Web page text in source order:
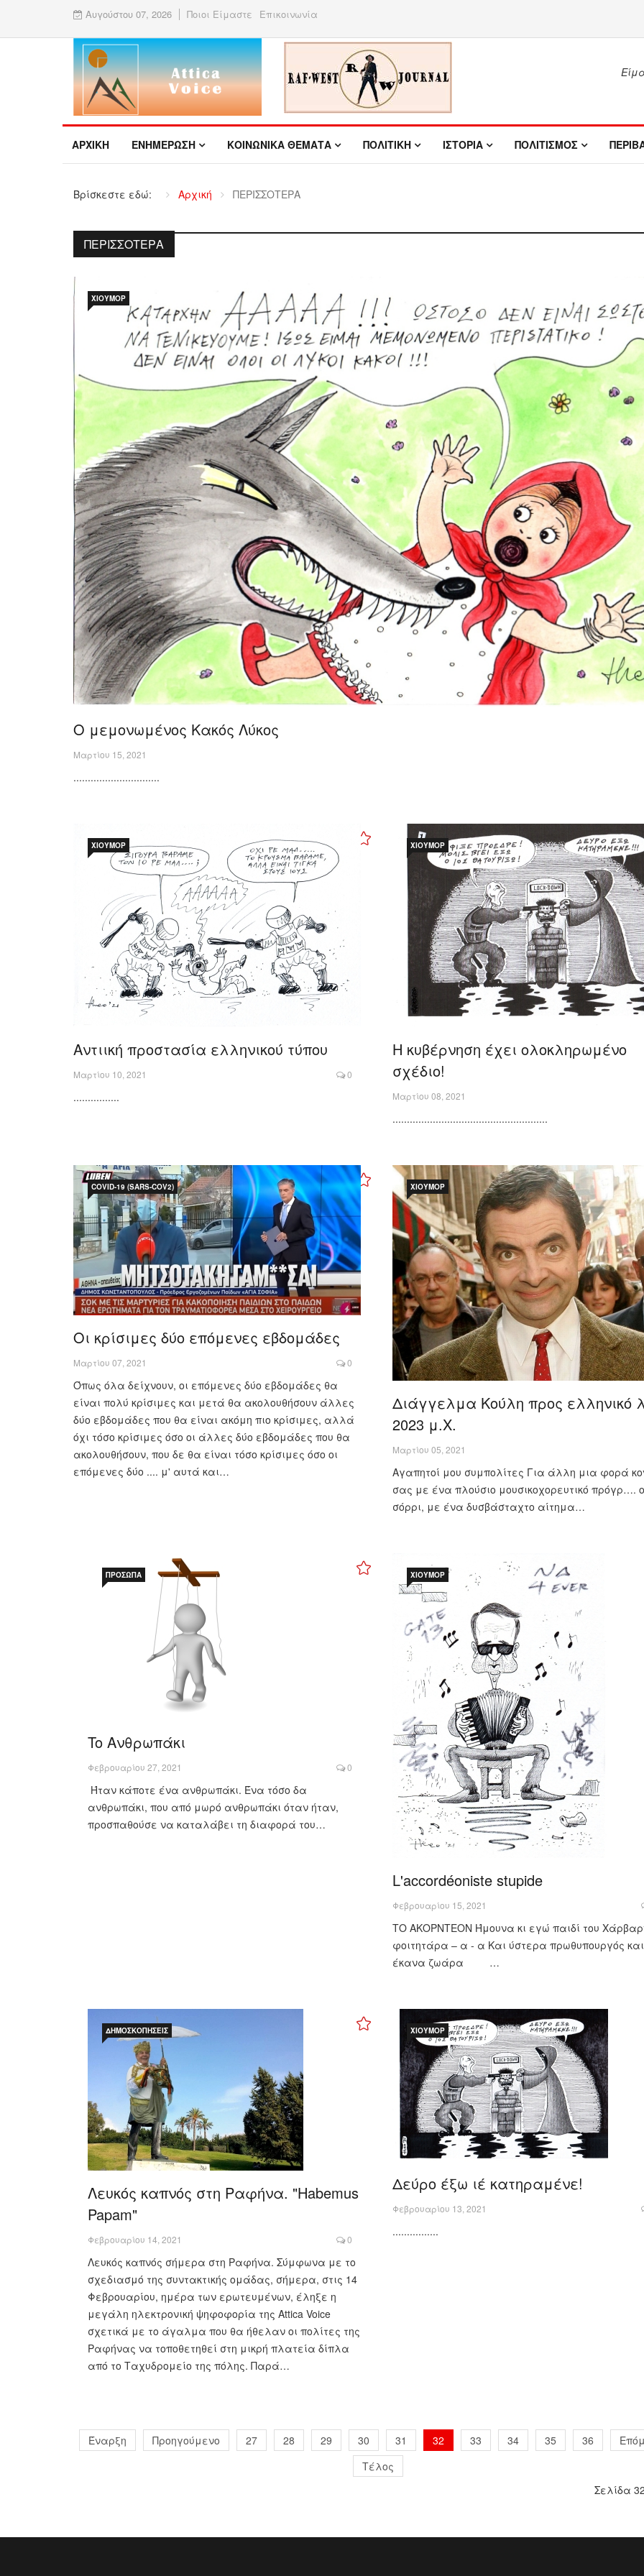
Αυγούστου 07, 2026 Ποιοι Είμαστε Επικοινωνία
ΑΡΧΙΚΉ ΕΝΗΜΕΡΩΣΗ ΚΟΙΝΩΝΙΚΑ ΘΕΜΑΤΑ ΠΟΛΙΤΙΚΗ ΙΣΤΟΡΙΑ ΠΟΛΙΤΙΣΜΟΣ
Βρίσκεστε εδώ: Αρχική ΠΕΡΙΣΣΟΤΕΡΑ
ΠΕΡΙΣΣΟΤΕΡΑ
ΧΙΟΎΜΟΡ
Ο μεμονωμένος Κακός Λύκος
Μαρτίου 15, 2021
..............................
ΧΙΟΎΜΟΡ
Αντιική προστασία ελληνικού τύπου
Μαρτίου 10, 2021 0
................
ΧΙΟΎΜΟΡ
Η κυβέρνηση έχει ολοκληρωμένο
σχέδιο!
Μαρτίου 08, 2021
......................................................
COVID-19 (SARS-COV2)
Οι κρίσιμες δύο επόμενες εβδομάδες
Μαρτίου 07, 2021 0
Όπως όλα δείχνουν, οι επόμενες δύο εβδομάδες θα
είναι πολύ κρίσιμες και μετά θα ακολουθήσουν άλλες
δύο εβδομάδες που θα είναι ακόμη πιο κρίσιμες, αλλά
όχι τόσο κρίσιμες όσο οι άλλες δύο εβδομάδες που θα
ακολουθήσουν, που δε θα είναι τόσο κρίσιμες όσο οι
επόμενες δύο .... μ' αυτά και…
ΧΙΟΎΜΟΡ
Διάγγελμα Κούλη προς ελληνικό
2023 μ.Χ.
Μαρτίου 05, 2021
Αγαπητοί μου συμπολίτες Για άλλη μια φορά
σας με ένα πλούσιο μουσικοχορευτικό πρόγρ….
σόρρι, με ένα δυσβάσταχτο αίτημα…
ΠΡΌΣΩΠΑ
To Ανθρωπάκι
Φεβρουαρίου 27, 2021 0
Ήταν κάποτε ένα ανθρωπάκι. Ένα τόσο δα
ανθρωπάκι, που από μωρό ανθρωπάκι όταν ήταν,
προσπαθούσε να καταλάβει τη διαφορά του…
ΧΙΟΎΜΟΡ
L'accordéoniste stupide
Φεβρουαρίου 15, 2021
ΤΟ ΑΚΟΡΝΤΕΟΝ Ήμουνα κι εγώ παιδί του
φοιτητάρα – α - α Και ύστερα πρωθυπουργός και
έκανα ζωάρα …
ΔΗΜΟΣΚΟΠΉΣΕΙΣ
Λευκός καπνός στη Ραφήνα. "Habemus
Papam"
Φεβρουαρίου 14, 2021 0
Λευκός καπνός σήμερα στη Ραφήνα. Σύμφωνα με το
σχεδιασμό της συντακτικής ομάδας, σήμερα, στις 14
Φεβρουαρίου, ημέρα των ερωτευμένων, έληξε η
μεγάλη ηλεκτρονική ψηφοφορία της Attica Voice
σχετικά με το άγαλμα που θα ήθελαν οι πολίτες της
Ραφήνας να τοποθετηθεί στη μικρή πλατεία δίπλα
από το Ταχυδρομείο της πόλης. Παρά…
ΧΙΟΎΜΟΡ
Δεύρο έξω ιέ κατηραμένε!
Φεβρουαρίου 13, 2021
................
Έναρξη Προηγούμενο 27 28 29 30 31 32 33 34 35 36
Τέλος
Σελίδα